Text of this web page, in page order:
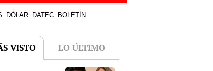
DÓLAR DATEC BOLETÍN
VISTO LO ÚLTIMO